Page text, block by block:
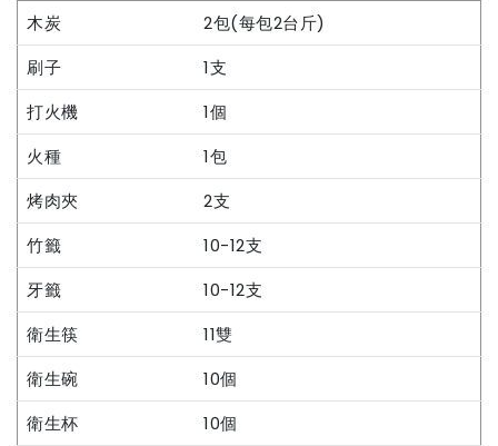
木炭
2包(每包2台斤)
刷子
1支
打火機
1個
火種
1包
烤肉夾
2支
竹籤
10-12支
牙籤
10-12支
衛生筷
11雙
衛生碗
10個
衛生杯
10個